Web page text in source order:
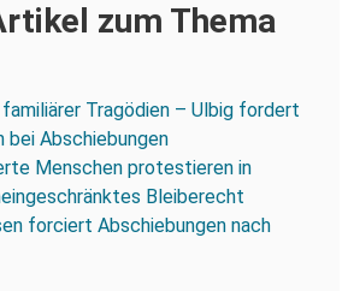
zum Thema
Tragödien – Ulbig fordert
bei Abschiebungen
Menschen protestieren in
Bleiberecht
forciert Abschiebungen nach